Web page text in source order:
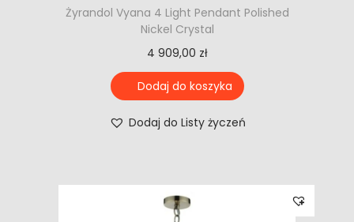
Żyrandol Vyana 4 Light Pendant Polished
Nickel Crystal
4 909,00 zł
Dodaj do koszyka
Dodaj do Listy życzeń